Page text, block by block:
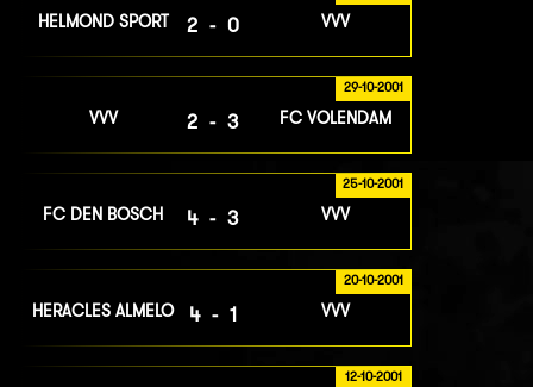
HELMOND SPORT 2-0 VVV
29-10-2001
VVV 2-3 FC VOLENDAM
25-10-2001
FC DEN BOSCH 4-3 VVV
20-10-2001
HERACLES ALMELO 4-1 VVV
12-10-2001